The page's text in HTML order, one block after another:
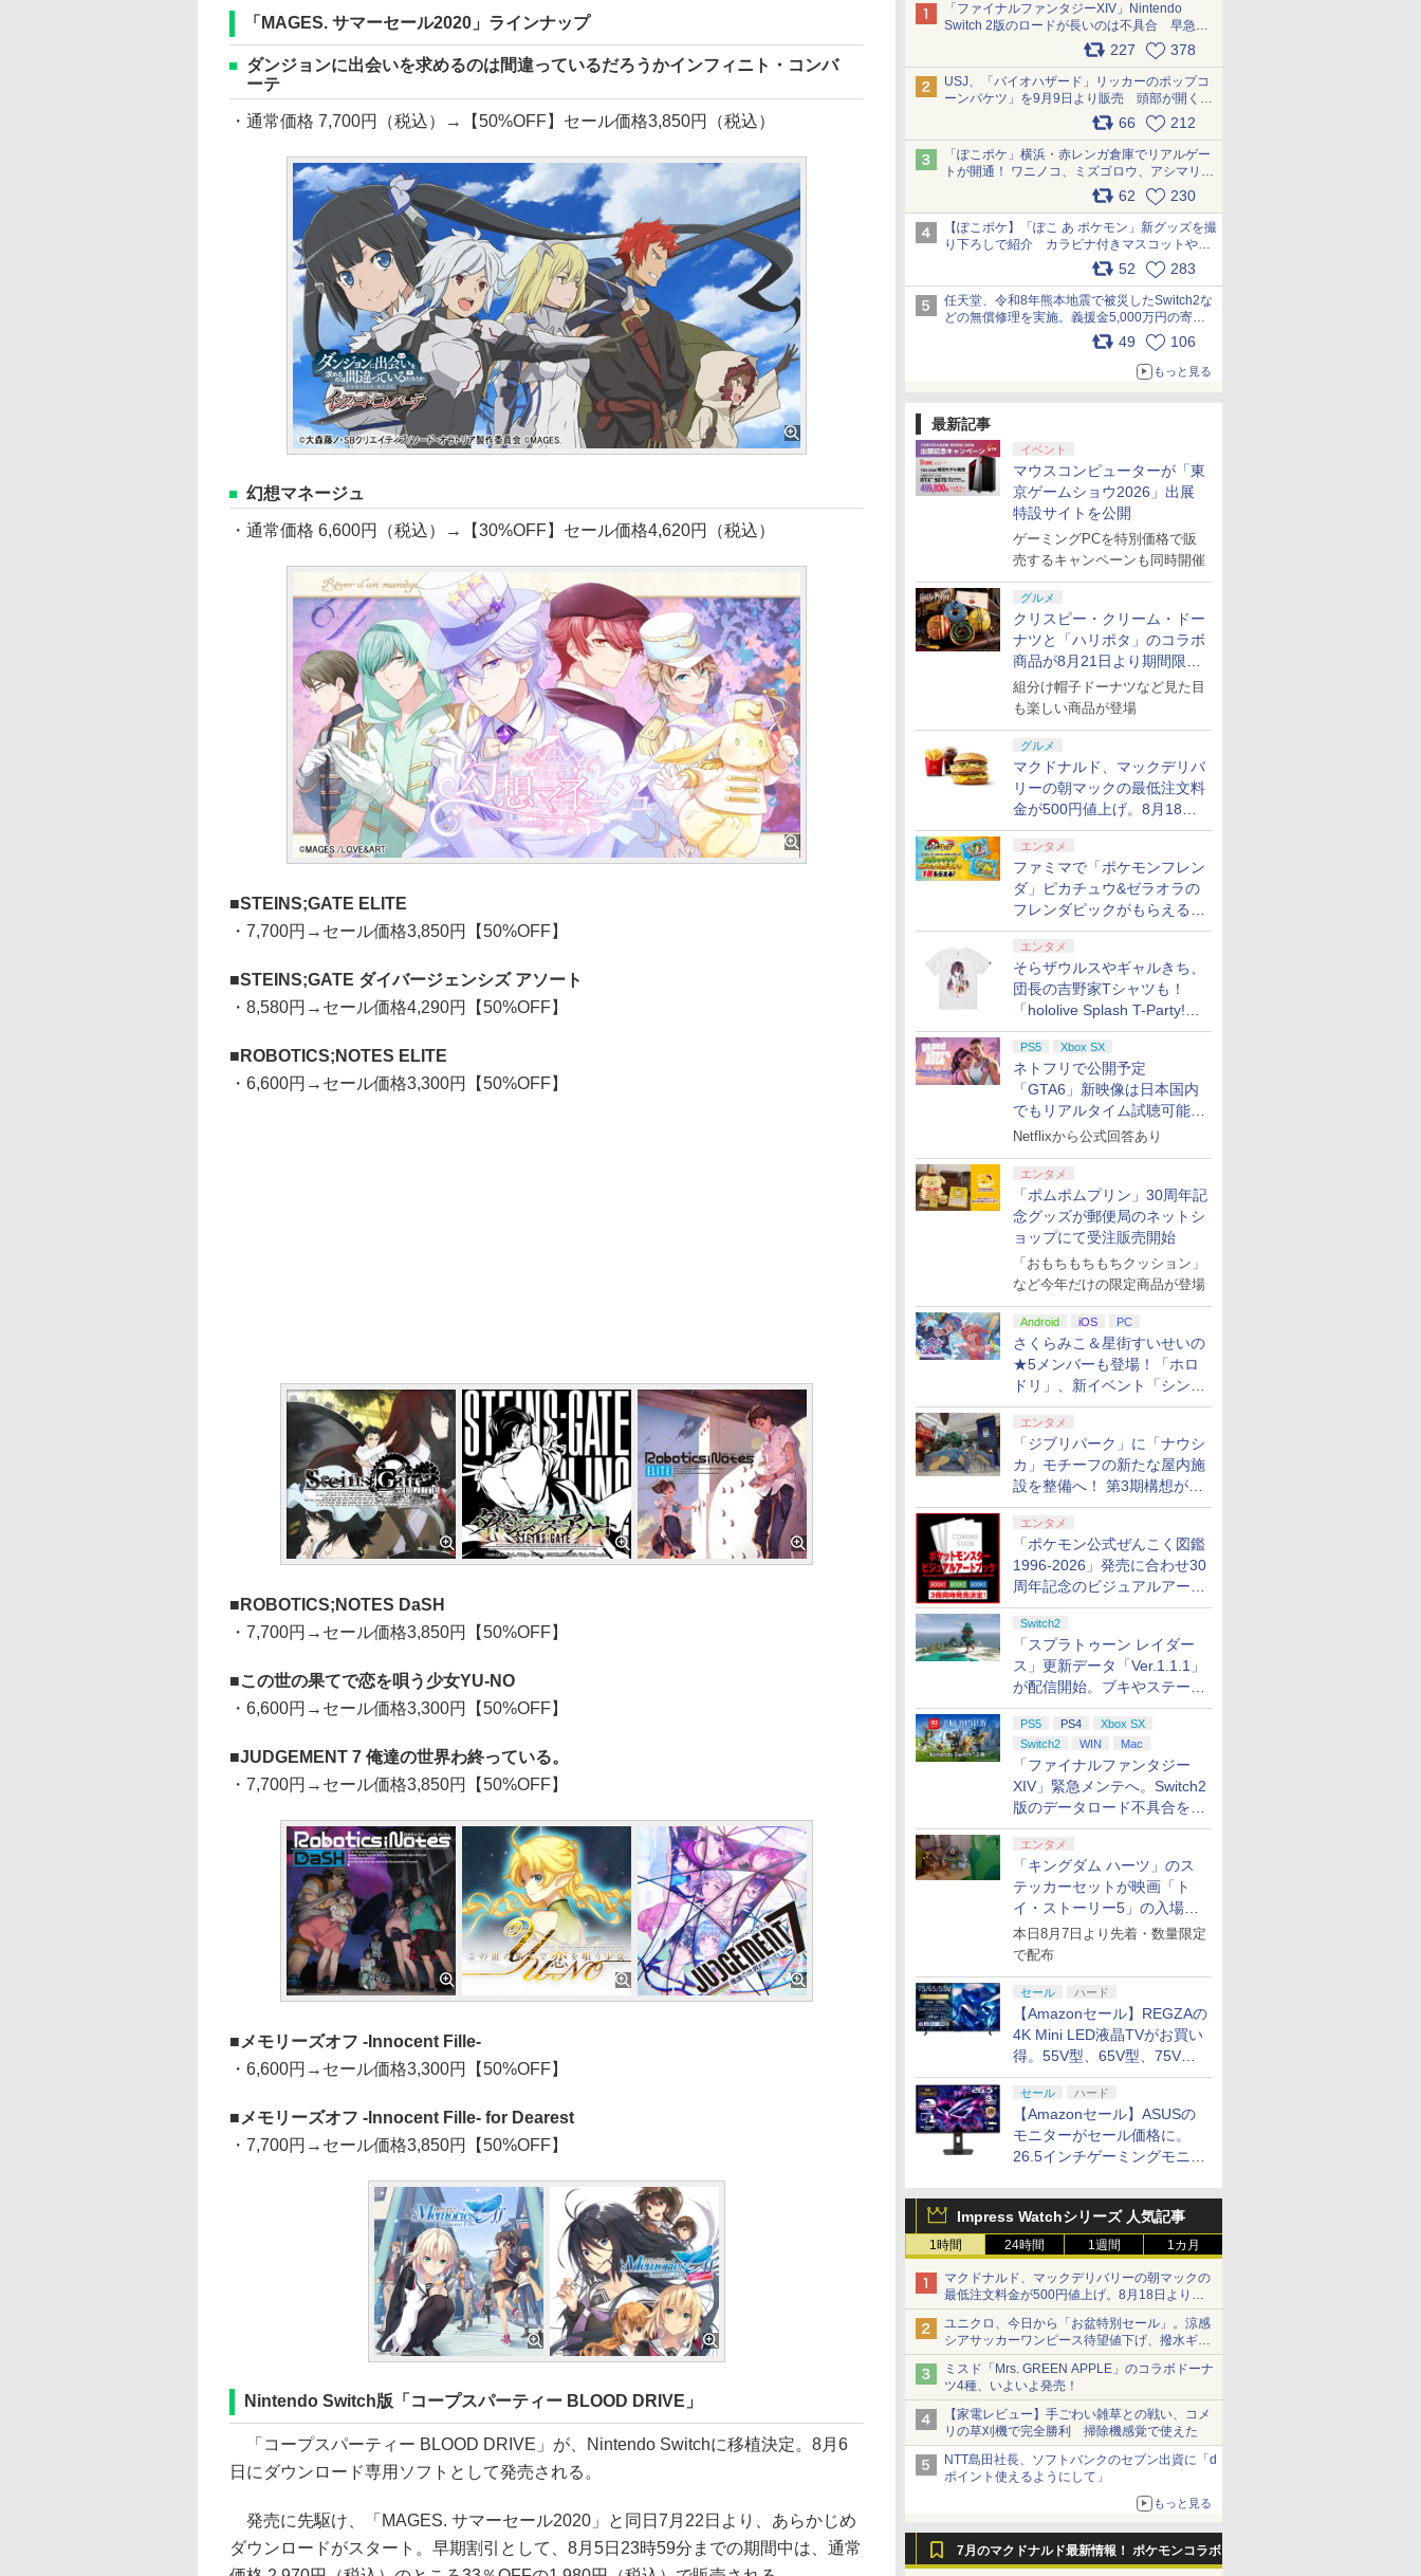
「ファイナルファンタジーXIV」Nintendo
Switch 2版のロードが長いのは不具合 早急に
アップデートできるよう対応中227 378
USJ、「バイオハザード」リッカーのポップコ
ーンバケツ」を9月9日より販売 頭部が開く仕
組み。味は恐怖を堪のう「味噌フレーバー」
66 212
「ぽこポケ」横浜・赤レンガ倉庫でリアルゲー
トが開通！ ワニノコ、ミズゴロウ、アシマリ登
場シーンをレポート pic.x.com/LDgEByVl6D
62 230
【ぽこポケ】「ぽこ あ ポケモン」新グッズを撮
り下ろしで紹介 カラビナ付きマスコットやス
52 283
任天堂、令和8年熊本地震で被災したSwitch2な
どの無償修理を実施。義援金5,000万円の寄付
も発表 pic.x.com/BAYsMfUfUC
49 106
もっと見る
最新記事
イベント
マウスコンピューターが「東
京ゲームショウ2026」出展
特設サイトを公開
ゲーミングPCを特別価格で販
売するキャンペーンも同時開催
グルメ
クリスピー・クリーム・ドー
ナツと「ハリポタ」のコラボ
商品が8月21日より期間限定
で発売
組分け帽子ドーナツなど見た目
も楽しい商品が登場
グルメ
マクドナルド、マックデリバ
リーの朝マックの最低注文料
金が500円値上げ。8月18日
より1,500円から受付
エンタメ
ファミマで「ポケモンフレン
ダ」ピカチュウ&ゼラオラの
フレンダピックがもらえるキ
ャンペーン開催！
エンタメ
そらザウルスやギャルきち、
団長の吉野家Tシャツも！
「hololive Splash T-Party!」
全Tシャツラインナップ公開
＆オンライン販売開始
PS5 Xbox SX
ネトフリで公開予定
「GTA6」新映像は日本国内
でもリアルタイム試聴可能。
しかも日本語字幕付き
Netflixから公式回答あり
エンタメ
「ポムポムプリン」30周年記
念グッズが郵便局のネットシ
ョップにて受注販売開始
「おもちもちもちクッション」
など今年だけの限定商品が登場
Android iOS PC
さくらみこ＆星街すいせいの
★5メンバーも登場！「ホロ
ドリ」、新イベント「シンク
ロする夏のスパークル」がス
タート
エンタメ
「ジブリパーク」に「ナウシ
カ」モチーフの新たな屋内施
設を整備へ！ 第3期構想が公
開
エンタメ
「ポケモン公式ぜんこく図鑑
1996-2026」発売に合わせ30
周年記念のビジュアルアート
ブック3冊同時発売が決定
Switch2
「スプラトゥーン レイダー
ス」更新データ「Ver.1.1.1」
が配信開始。ブキやステージ
に関する不具合を修正
PS5 PS4
Xbox SX
Switch2
WIN Mac
「ファイナルファンタジー
XIV」緊急メンテへ。Switch2
版のデータロード不具合を最
適化
エンタメ
「キングダム ハーツ」のス
テッカーセットが映画「ト
イ・ストーリー5」の入場特
典として配布決定！
本日8月7日より先着・数量限定
で配布
セール ハード
【Amazonセール】REGZAの
4K Mini LED液晶TVがお買い
得。55V型、65V型、75V型
の2026年モデルがラインナ
ップ
セール ハード
【Amazonセール】ASUSの
モニターがセール価格に。
26.5インチゲーミングモニタ
XG27ACDMS」限定モデルも
お買い得
Impress Watchシリーズ 人気記事
1時間 24時間 1週間 1カ月
マクドナルド、マックデリバリーの朝マックの
最低注文料金が500円値上げ。8月18日より
1,500円から受付
ユニクロ、今日から「お盆特別セール」。涼感
シアサッカーワンピース待望値下げ、撥水ギア
ショーツは1990円に
ミスド「Mrs. GREEN APPLE」のコラボドーナ
ツ4種、いよいよ発売！
【家電レビュー】手ごわい雑草との戦い、コメ
リの草刈機で完全勝利 掃除機感覚で使えた
NTT島田社長、ソフトバンクのセブン出資に「d
ポイント使えるようにして」
もっと見る
7月のマクドナルド最新情報！ ポケモンコラボ
「MAGES. サマーセール2020」ラインナップ
ダンジョンに出会いを求めるのは間違っているだろうかインフィニト・コンバ
ーテ
・通常価格 7,700円（税込）→【50%OFF】セール価格3,850円（税込）
幻想マネージュ
・通常価格 6,600円（税込）→【30%OFF】セール価格4,620円（税込）
STEINS;GATE ELITE
・7,700円→セール価格3,850円【50%OFF】
STEINS;GATE ダイバージェンシズ アソート
・8,580円→セール価格4,290円【50%OFF】
ROBOTICS;NOTES ELITE
・6,600円→セール価格3,300円【50%OFF】
ROBOTICS;NOTES DaSH
・7,700円→セール価格3,850円【50%OFF】
この世の果てで恋を唄う少女YU-NO
・6,600円→セール価格3,300円【50%OFF】
JUDGEMENT 7 俺達の世界わ終っている。
・7,700円→セール価格3,850円【50%OFF】
メモリーズオフ -Innocent Fille-
・6,600円→セール価格3,300円【50%OFF】
メモリーズオフ -Innocent Fille- for Dearest
・7,700円→セール価格3,850円【50%OFF】
Nintendo Switch版「コープスパーティー BLOOD DRIVE」
「コープスパーティー BLOOD DRIVE」が、Nintendo Switchに移植決定。8月6
日にダウンロード専用ソフトとして発売される。
発売に先駆け、「MAGES. サマーセール2020」と同日7月22日より、あらかじめ
ダウンロードがスタート。早期割引として、8月5日23時59分までの期間中は、通常